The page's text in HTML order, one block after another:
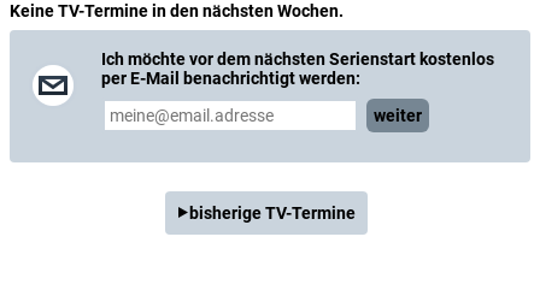
Keine TV-Termine in den nächsten Wochen.
Ich möchte vor dem nächsten Serienstart kostenlos
per E-Mail benachrichtigt werden:
weiter
bisherige TV-Termine